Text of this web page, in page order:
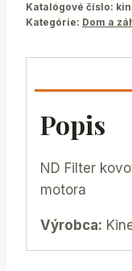
Katalógové číslo:
Kategórie: Dom a
Popis
ND Filter
motora
Výrobca: